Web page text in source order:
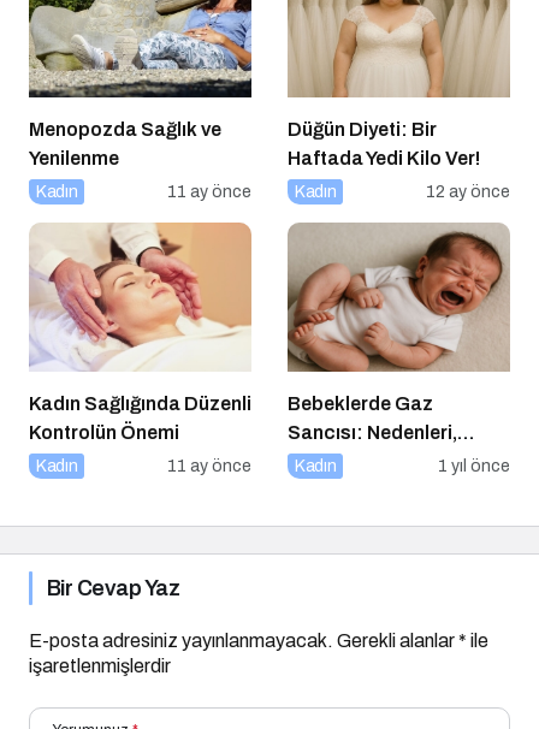
Menopozda Sağlık ve
Yenilenme
Kadın 11 ay önce
Düğün Diyeti: Bir
Haftada Yedi Kilo Ver!
Kadın 12 ay önce
Kadın Sağlığında Düzenli
Kontrolün Önemi
Kadın 11 ay önce
Bebeklerde Gaz
Sancısı: Nedenleri,
Belirtileri ve Etkili
Kadın 1 yıl önce
Bir Cevap Yaz
E-posta adresiniz yayınlanmayacak. Gerekli alanlar* ile
işaretlenmişlerdir